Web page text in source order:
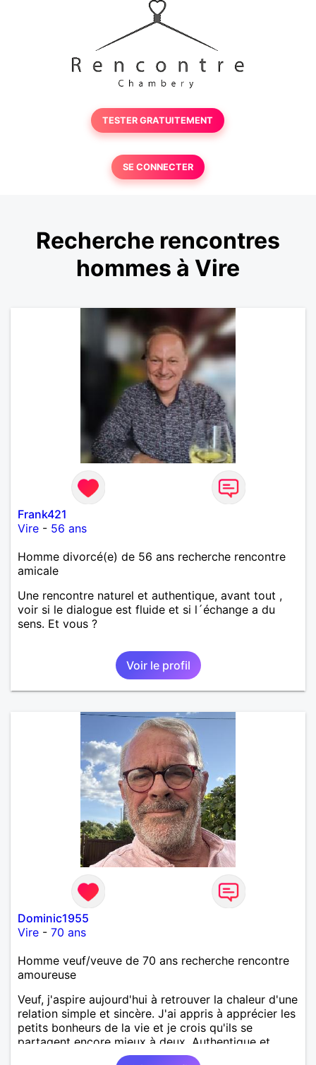
TESTER GRATUITEMENT
SE CONNECTER
Recherche rencontres
hommes à Vire
Frank421
Vire - 56 ans
Homme divorcé(e) de 56 ans recherche rencontre
amicale
Une rencontre naturel et authentique, avant tout ,
voir si le dialogue est fluide et si l´échange a du
sens. Et vous ?
Voir le profil
Dominic1955
Vire - 70 ans
Homme veuf/veuve de 70 ans recherche rencontre
amoureuse
Veuf, j'aspire aujourd'hui à retrouver la chaleur d'une
relation simple et sincère. J'ai appris à apprécier les
petits bonheurs de la vie et je crois qu'ils se
partagent encore mieux à deux. Authentique et
sensible, l'honnêteté et le respect sont pour moi des